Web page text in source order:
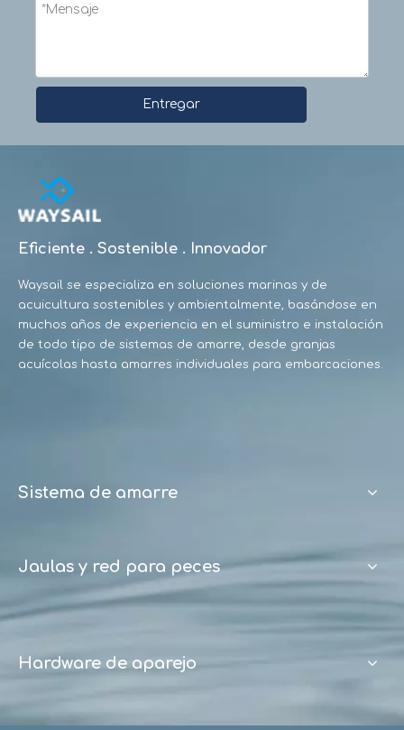
Entregar
Eficiente . Sostenible . Innovador
Waysail se especializa en soluciones marinas y de
acuicultura sostenibles y ambientalmente, basándose en
muchos años de experiencia en el suministro e instalación
de todo tipo de sistemas de amarre, desde granjas
acuícolas hasta amarres individuales para embarcaciones.
Sistema de amarre
Jaulas y red para peces
Hardware de aparejo